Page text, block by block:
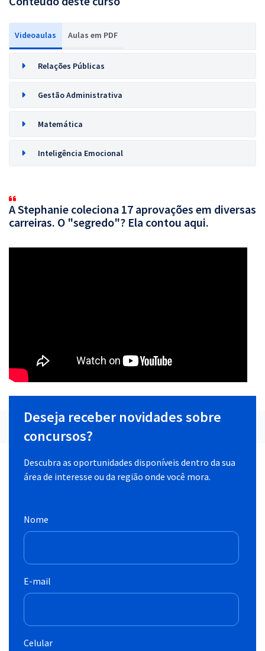
Videoaulas Aulas em PDF
Relações Públicas
Gestão Administrativa
Matemática
Inteligência Emocional
A Stephanie coleciona 17 aprovações em diversas
carreiras. O "segredo"? Ela contou aqui.
Deseja receber novidades sobre
concursos?
Descubra as oportunidades disponíveis dentro da sua
área de interesse ou da região onde você mora.
Nome
E-mail
Celular